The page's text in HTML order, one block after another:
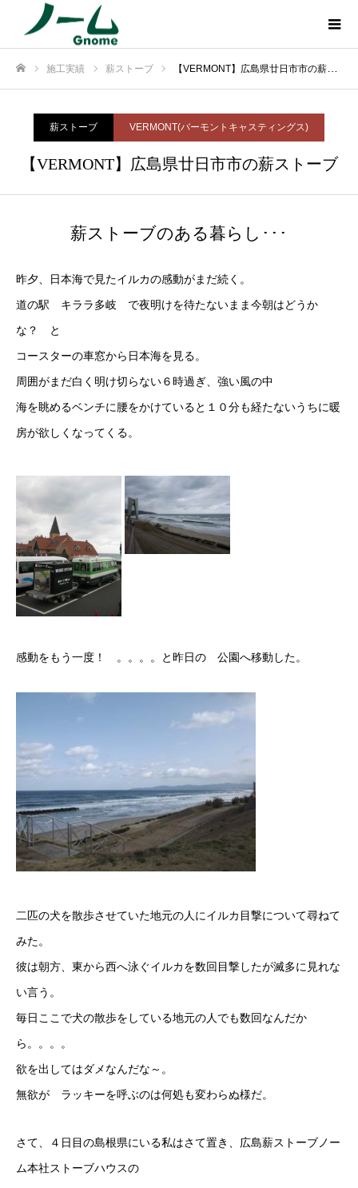
施工実績 薪ストーブ 【VERMONT】広島県廿日市市の薪ストーブ
薪ストーブ VERMONT(バーモントキャスティングス)
【VERMONT】広島県廿日市市の薪ストーブ
薪ストーブのある暮らし･･･
昨夕、日本海で見たイルカの感動がまだ続く。
道の駅 キララ多岐 で夜明けを待たないまま今朝はどうか
な？ と
コースターの車窓から日本海を見る。
周囲がまだ白く明け切らない６時過ぎ、強い風の中
海を眺めるベンチに腰をかけていると１０分も経たないうちに暖
房が欲しくなってくる。
感動をもう一度！ 。。。。と昨日の 公園へ移動した。
二匹の犬を散歩させていた地元の人にイルカ目撃について尋ねて
みた。
彼は朝方、東から西へ泳ぐイルカを数回目撃したが滅多に見れな
い言う。
毎日ここで犬の散歩をしている地元の人でも数回なんだか
ら。。。。
欲を出してはダメなんだな～。
無欲が ラッキーを呼ぶのは何処も変わらぬ様だ。
さて、４日目の島根県にいる私はさて置き、広島薪ストーブノー
ム本社ストーブハウスの